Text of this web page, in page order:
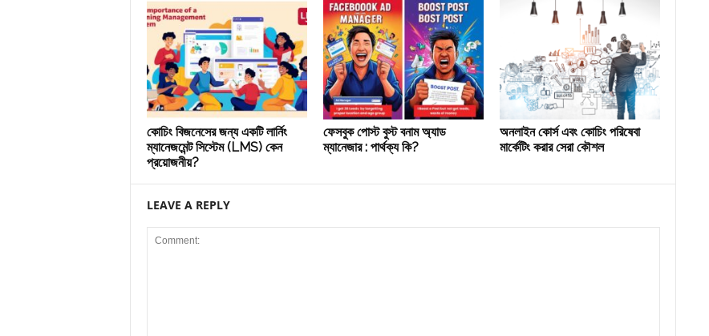
কোচিং বিজনেসের জন্য একটি লার্নিং
ম্যানেজমেন্ট সিস্টেম (LMS) কেন
প্রয়োজনীয়?
ফেসবুক পোস্ট বুস্ট বনাম অ্যাড
ম্যানেজার : পার্থক্য কি?
অনলাইন কোর্স এবং কোচিং পরিষেবা
মার্কেটিং করার সেরা কৌশল
LEAVE A REPLY